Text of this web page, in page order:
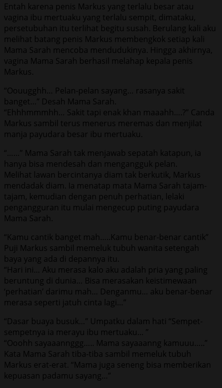
Entah karena penis Markus yang terlalu besar atau
vagina ibu mertuaku yang terlalu sempit, dimataku,
persetubuhan itu terlihat begitu susah. Berulang kali aku
melihat batang penis Markus membengkok setiap kali
Mama Sarah mencoba mendudukinya. Hingga akhirnya,
vagina Mama Sarah berhasil melahap kepala penis
Markus.
“Oouugghh… Pelan-pelan sayang… rasanya sakit
banget…” Desah Mama Sarah.
“Ehhhmmmhh… Sakit tapi enak khan maaahh….?” Canda
Markus sambil terus menerus meremas dan menjilat
manja payudara besar ibu mertuaku.
“……” Mama Sarah tak menjawab sepatah katapun, ia
hanya bisa mendesah dan mengangguk pelan.
Melihat lawan bercintanya diam tak berkutik, Markus
mendadak diam. Ia menatap mata Mama Sarah tajam-
tajam, kemudian dengan penuh perhatian, lelaki
pengangguran itu mulai mengecup puting payudara
Mama Sarah.
“Kamu cantik banget mah…..Kamu benar-benar cantik”
Puji Markus sambil memeluk tubuh wanita setengah
baya yang ada di depannya itu.
“Hari ini… Aku merasa kalo aku adalah pria yang paling
beruntung di dunia… Bisa merasakan keistimewaan
‘perhatian’ darimu mah… Denganmu… aku benar-benar
merasa seperti jatuh cinta lagi…”
“Dasar buaya busuk…” Umpatku dalam hati “Sempet-
sempetnya ia merayu ibu mertuaku… ”
“Ooohh sayaaannggg….. Mama sayaaanng kamuuu…..”
Kata Mama Sarah tiba-tiba sambil memeluk tubuh
Markus erat-erat. “Mama juga seneng bisa memberikan
kepuasan padamu sayang…”